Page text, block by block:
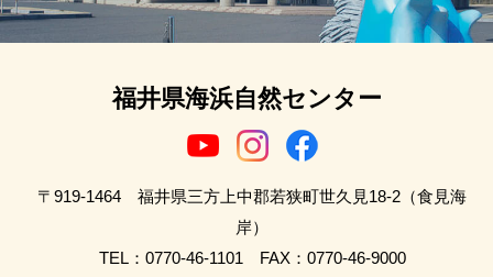
福井県海浜自然センター
〒919-1464 福井県三方上中郡若狭町世久見18-2（食見海
岸）
TEL：0770-46-1101 FAX：0770-46-9000